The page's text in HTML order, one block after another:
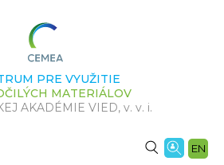
PRE VYUŽITIE
MATERIÁLOV
AKADÉMIE VIED, v. v. i.
EN